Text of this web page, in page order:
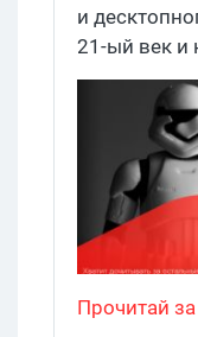
и
21-ый век и
решили
Заваривай
Где Трафик.
Прочитай